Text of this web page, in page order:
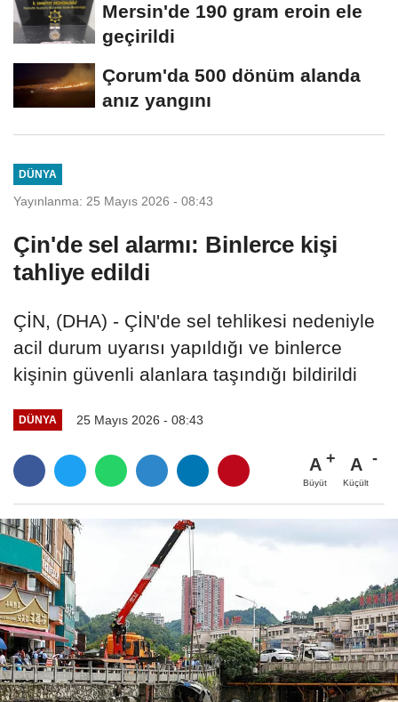
Mersin'de 190 gram eroin ele
geçirildi
Çorum'da 500 dönüm alanda
anız yangını
DÜNYA
Yayınlanma: 25 Mayıs 2026 - 08:43
Çin'de sel alarmı: Binlerce kişi
tahliye edildi
ÇİN, (DHA) - ÇİN'de sel tehlikesi nedeniyle
acil durum uyarısı yapıldığı ve binlerce
kişinin güvenli alanlara taşındığı bildirildi
DÜNYA 25 Mayıs 2026 - 08:43
A
Büyüt
A
Küçült